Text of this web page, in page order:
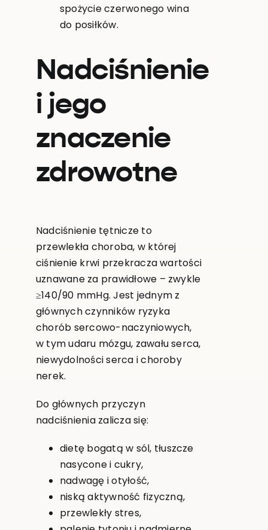
spożycie czerwonego wina
do posiłków.
Nadciśnienie
i jego
znaczenie
zdrowotne
Nadciśnienie tętnicze to
przewlekła choroba, w której
ciśnienie krwi przekracza wartości
uznawane za prawidłowe – zwykle
≥140/90 mmHg. Jest jednym z
głównych czynników ryzyka
chorób sercowo-naczyniowych,
w tym udaru mózgu, zawału serca,
niewydolności serca i choroby
nerek.
Do głównych przyczyn
nadciśnienia zalicza się:
dietę bogatą w sól, tłuszcze
nasycone i cukry,
nadwagę i otyłość,
niską aktywność fizyczną,
przewlekły stres,